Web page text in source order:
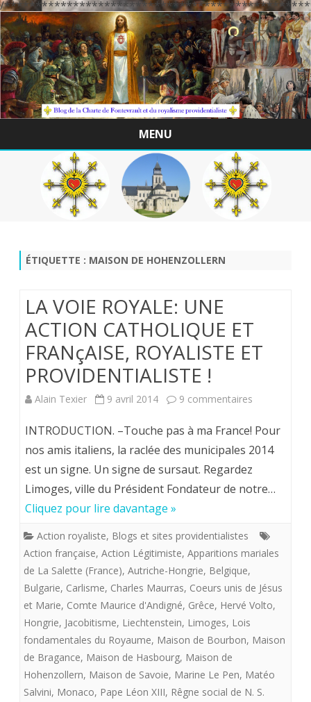
/
MENU
Skip
to
content
ÉTIQUETTE : MAISON DE HOHENZOLLERN
LA VOIE ROYALE: UNE
ACTION CATHOLIQUE ET
FRANçAISE, ROYALISTE ET
PROVIDENTIALISTE !
Alain Texier 9 avril 2014 9 commentaires
VOIE
UNE
FRANçAISE,
ET
INTRODUCTION. –Touche pas à ma France! Pour
nos amis italiens, la raclée des municipales 2014
est un signe. Un signe de sursaut. Regardez
Limoges, ville du Président Fondateur de notre…
Cliquez pour lire davantage »
Action royaliste, Blogs et sites providentialistes
Action française, Action Légitimiste, Apparitions mariales
de La Salette (France), Autriche-Hongrie, Belgique,
Bulgarie, Carlisme, Charles Maurras, Coeurs unis de Jésus
et Marie, Comte Maurice d'Andigné, Grêce, Hervé Volto,
Hongrie, Jacobitisme, Liechtenstein, Limoges, Lois
fondamentales du Royaume, Maison de Bourbon, Maison
de Bragance, Maison de Hasbourg, Maison de
Hohenzollern, Maison de Savoie, Marine Le Pen, Matéo
Salvini, Monaco, Pape Léon XIII, Rêgne social de N. S.